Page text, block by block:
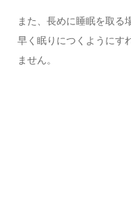
また、長めに睡眠を取る
早く眠りにつくようにす
ません。